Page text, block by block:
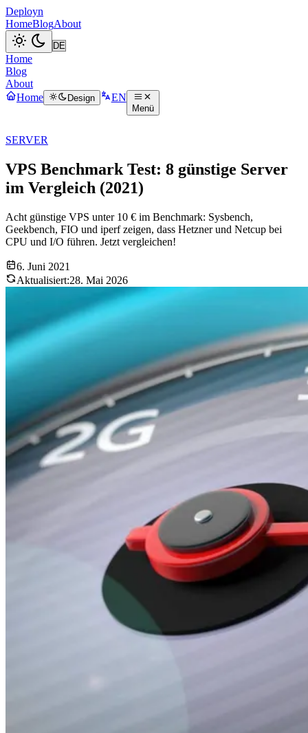
Deployn
HomeBlogAbout
Home
Blog
About
Home
Design EN
Menü
SERVER
VPS Benchmark Test: 8 günstige Server
im Vergleich (2021)
Acht günstige VPS unter 10 € im Benchmark: Sysbench,
Geekbench, FIO und iperf zeigen, dass Hetzner und Netcup bei
CPU und I/O führen. Jetzt vergleichen!
6. Juni 2021
Aktualisiert:28. Mai 2026